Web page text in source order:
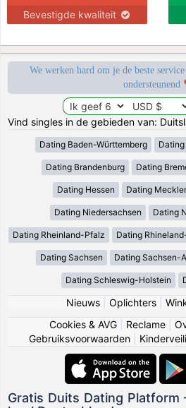
Bevestigde kwaliteit
We werken hard om je de beste
ondersteunend
Vind singles in de gebieden van:
Dating Baden-Württemberg
Dating Brandenburg Dating
Dating Hessen Dating
Dating Niedersachsen Dating
Dating Rheinland-Pfalz Dating
Dating Sachsen Dating Sachsen-
Dating Schleswig-Holstein
Nieuws| Oplichters|
Cookies & AVG
Reclame
Gebruiksvoorwaarden
Gratis Duits Dating Platform